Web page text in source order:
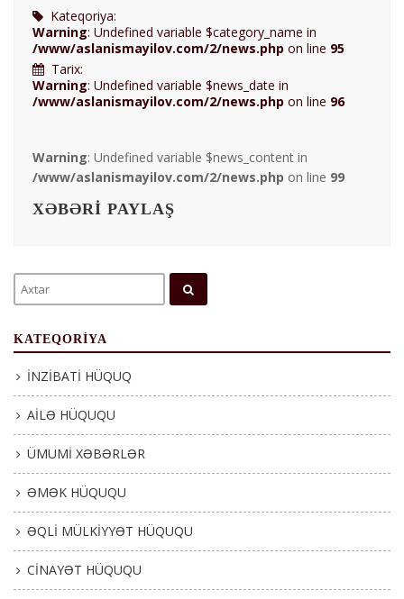
Kateqoriya:
Warning: Undefined variable $category_name in
/www/aslanismayilov.com/2/news.php on line 95
Tarix:
Warning: Undefined variable $news_date in
/www/aslanismayilov.com/2/news.php on line 96
Warning: Undefined variable $news_content in
/www/aslanismayilov.com/2/news.php on line 99
XƏBƏRI PAYLAŞ
KATEQORIYA
İNZİBATİ HÜQUQ
AİLƏ HÜQUQU
ÜMUMİ XƏBƏRLƏR
ƏMƏK HÜQUQU
ƏQLİ MÜLKİYYƏT HÜQUQU
CİNAYƏT HÜQUQU